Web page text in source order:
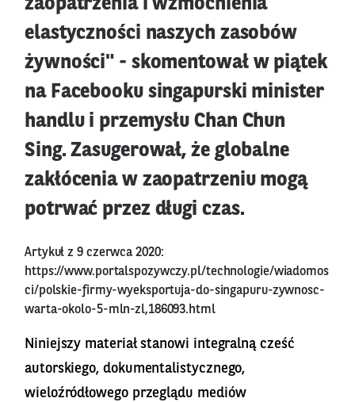
zaopatrzenia i wzmocnienia
elastyczności naszych zasobów
żywności" - skomentował w piątek
na Facebooku singapurski minister
handlu i przemysłu Chan Chun
Sing. Zasugerował, że globalne
zakłócenia w zaopatrzeniu mogą
potrwać przez długi czas.
Artykuł z 9 czerwca 2020:
https://www.portalspozywczy.pl/technologie/wiadomos
ci/polskie-firmy-wyeksportuja-do-singapuru-zywnosc-
warta-okolo-5-mln-zl,186093.html
Niniejszy materiał stanowi integralną cześć
autorskiego, dokumentalistycznego,
wieloźródłowego przeglądu mediów